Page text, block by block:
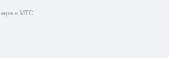
в МТС